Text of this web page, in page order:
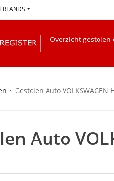
Overzicht gestolen
Gestolen Auto VOLKSWAGEN
Auto